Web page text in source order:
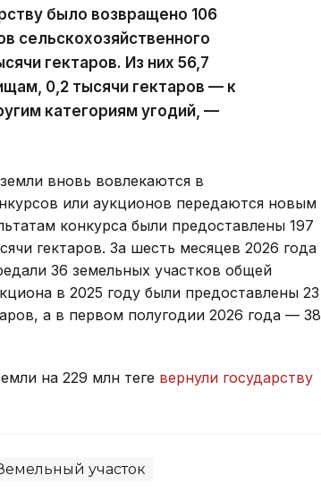
было возвращено 106
сельскохозяйственного
гектаров. Из них 56,7
0,2 тысячи гектаров — к
категориям угодий, —
вновь вовлекаются в
или аукционов передаются новым
конкурса были предоставлены 197
гектаров. За шесть месяцев 2026 года
36 земельных участков общей
в 2025 году были предоставлены 23
а в первом полугодии 2026 года — 38
на 229 млн теңге вернули государству
участок